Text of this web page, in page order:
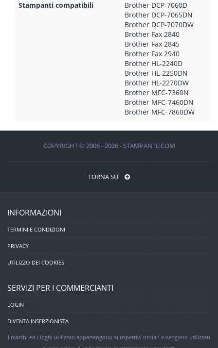
Stampanti compatibili
Brother DCP-7060D
Brother DCP-7065DN
Brother DCP-7070DW
Brother Fax 2840
Brother Fax 2845
Brother Fax 2940
Brother HL-2240D
Brother HL-2250DN
Brother HL-2270DW
Brother MFC-7360N
Brother MFC-7460DN
Brother MFC-7860DW
COPYRIGHT © 2006 - 2026 - STAMPANTE.COM
TORNA SU
INFORMAZIONI
TERMINI E CONDIZIONI
PRIVACY
UTILIZZO DEI COOKIES
SERVIZI PER I COMMERCIANTI
LOGIN
DIVENTA INSERZIONISTA
I marchi ed i loghi utilizzati appartengono ai rispettivi titolari e vengono utilizzati